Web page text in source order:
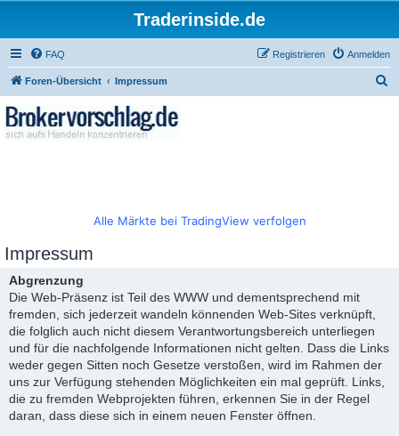
Traderinside.de
FAQ Anmelden
Registrieren
Foren-Übersicht Impressum
Alle Märkte bei TradingView verfolgen
Impressum
Abgrenzung
Die Web-Präsenz ist Teil des WWW und dementsprechend mit
fremden, sich jederzeit wandeln könnenden Web-Sites verknüpft,
die folglich auch nicht diesem Verantwortungsbereich unterliegen
und für die nachfolgende Informationen nicht gelten. Dass die Links
weder gegen Sitten noch Gesetze verstoßen, wird im Rahmen der
uns zur Verfügung stehenden Möglichkeiten ein mal geprüft. Links,
die zu fremden Webprojekten führen, erkennen Sie in der Regel
daran, dass diese sich in einem neuen Fenster öffnen.